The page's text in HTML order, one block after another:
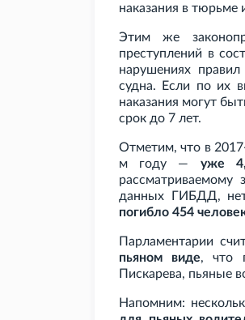
наказания в тюрьме
Этим же
преступлений в
нарушениях
судна. Если по их
наказания могут
срок до 7 лет.
Отметим, что в
м году — уже
рассматриваемому
данных ГИБДД,
погибло 454
Парламентарии
пьяном виде, что
Пискарева, пьяные
Напомним: